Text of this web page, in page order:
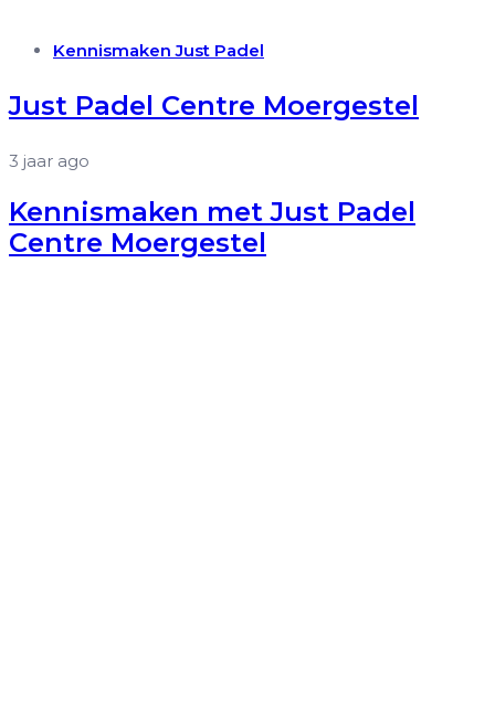
Tags Kennismaken Just Padel
Just Padel Centre Moergestel
3 jaar ago
Kennismaken met Just Padel
Centre Moergestel